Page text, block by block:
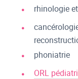
rhinologie
phoniatrie
ORL